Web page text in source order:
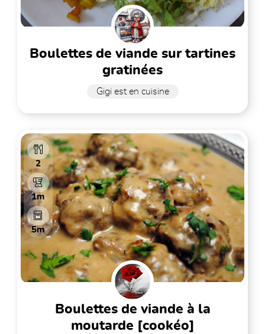
boulettes de viande sur tartines
gratinées
Gigi est en cuisine
2
1m
5m
boulettes de viande à la
moutarde [cookéo]